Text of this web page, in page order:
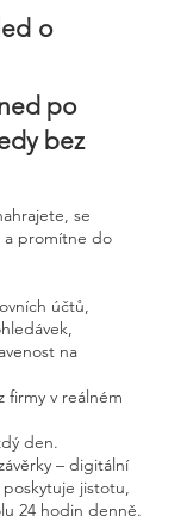
o
po
bez
se
a promítne do
účtů,
na
firmy v reálném
den.
– digitální
jistotu,
24 hodin denně.